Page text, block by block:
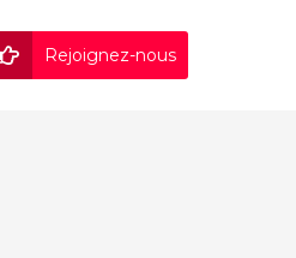
Rejoignez-nous